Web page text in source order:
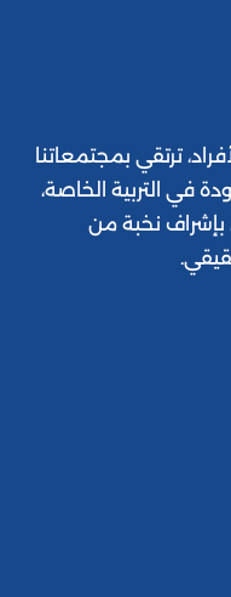
ترتقي بمجتمعاتنا
في التربية الخاصة،
بإشراف نخبة من